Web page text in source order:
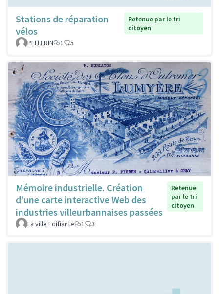
Stations de réparation
vélos
Retenue par le tri
citoyen
PELLERIN
1 5
Mémoire industrielle. Création
d’une carte interactive Web des
industries villeurbannaises passées
Retenue
par le tri
citoyen
La ville Edifiante 1 3